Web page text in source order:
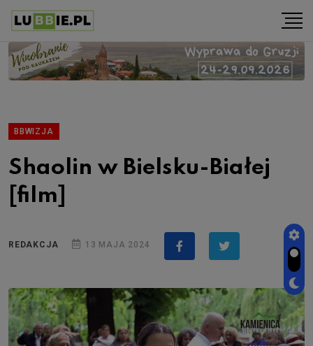
BBWIZJA
Shaolin w Bielsku-Białej
[film]
REDAKCJA 13 MAJA 2024